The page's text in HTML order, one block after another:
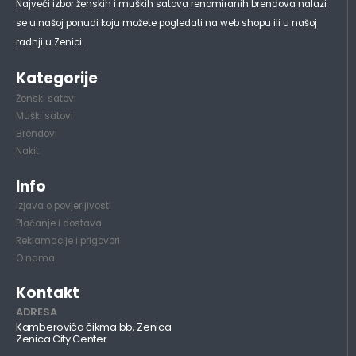
Najveći izbor ženskih i muških satova renomiranih brendova nalazi
se u našoj ponudi koju možete pogledati na web shopu ili u našoj
radnji u Zenici.
Kategorije
Ženski satovi
Muški satovi
Brendovi
Nakit
Info
Izjava o povjerljivosti
Plaćanje i dostava
Reklamacije i prigovori
O nama
Kontakt
ADRESA
Kamberovića čikma bb, Zenica
Zenica City Center